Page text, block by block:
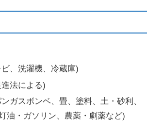
、洗濯機、冷蔵庫)
法による)
ガスボンベ、畳、塗料、土・砂利、
油・ガソリン、農薬・劇薬など)